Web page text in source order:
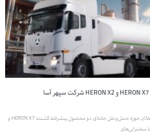
امروز طی مراسمی با حضور مدیران و فعالان حوزه حمل‌ونقل جاده‌ای، دو محصول پیشرفته کشنده HERON X7 و